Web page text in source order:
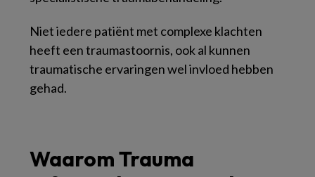
Niet iedere patiënt met complexe klachten
heeft een traumastoornis, ook al kunnen
traumatische ervaringen wel invloed hebben
gehad.
Waarom Trauma